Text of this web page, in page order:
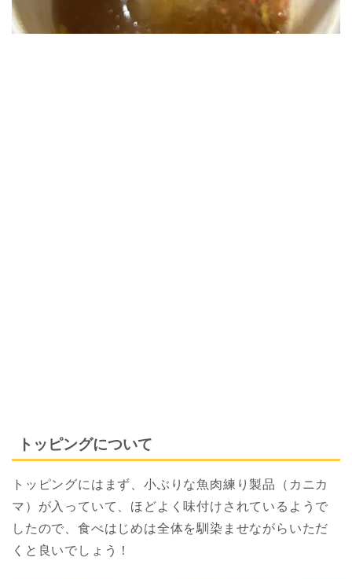
トッピングについて
トッピングにはまず、小ぶりな魚肉練り製品（カニカ
マ）が入っていて、ほどよく味付けされているようで
したので、食べはじめは全体を馴染ませながらいただ
くと良いでしょう！